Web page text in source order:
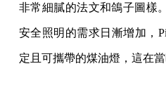
非常細膩的法文和鴿子圖樣
安全照明的需求日漸增加，
定且可攜帶的煤油燈，這在